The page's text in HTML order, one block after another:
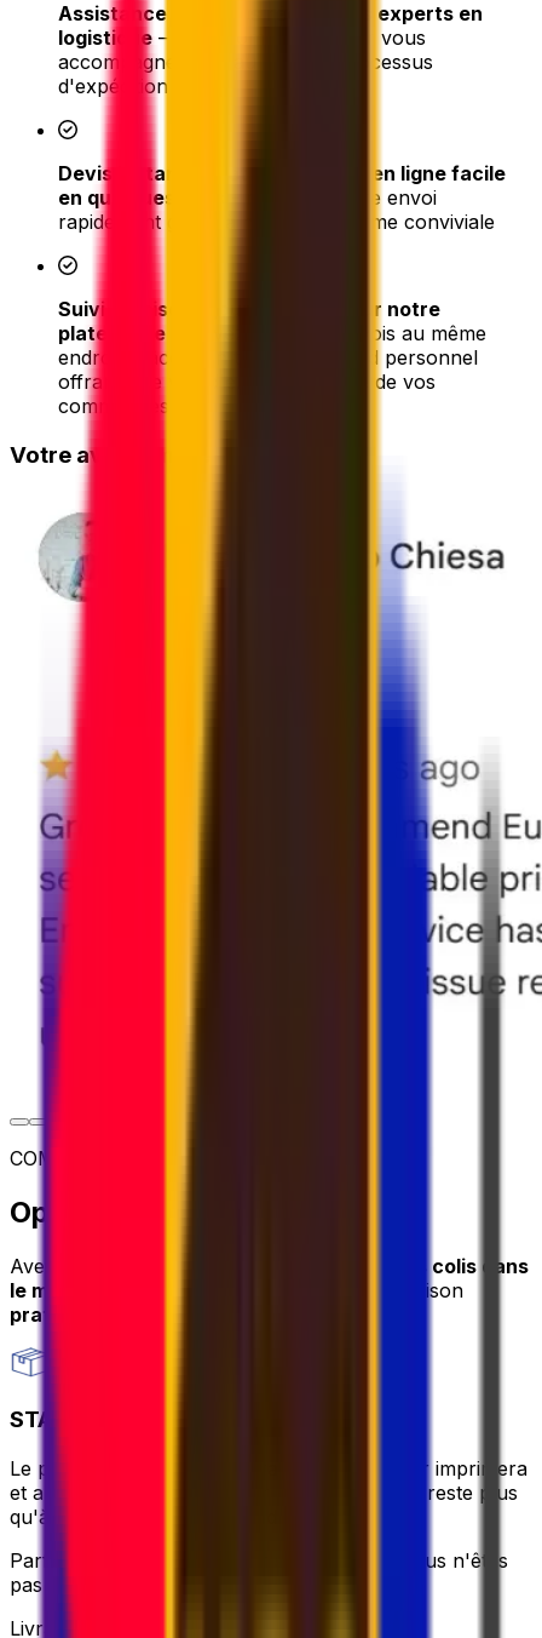
Assistance en temps réel de nos experts en
logistique – nous sommes là pour vous
accompagner tout au long du processus
d'expédition
Devis instantané et réservation en ligne facile
en quelques clics
- réservez votre envoi
rapidement grâce à notre plateforme conviviale
Suivi et mises à jour simplifiés sur notre
plateforme – suivez tous vos envois au même
endroit grâce à un tableau de bord personnel
offrant une vue d'ensemble claire de vos
commandes
Votre avis compte
COMMENT EXPÉDIER
Options d'expédition de colis
Avec Eurosender, vous pouvez
envoyer des colis dans
le monde entier
grâce à des services de livraison
pratiques et sécurisés
STANDARD
Le plus abordable et sans tracas – le coursier imprimera
et apportera l'étiquette pour vous, il ne vous reste plus
qu'à emballer et vous détendre.
Parfait si vous voulez rester simple et que vous n'êtes
pas pressé.
Livraison